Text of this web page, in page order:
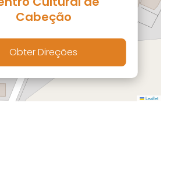
Cabeção
Obter Direções
Leaflet